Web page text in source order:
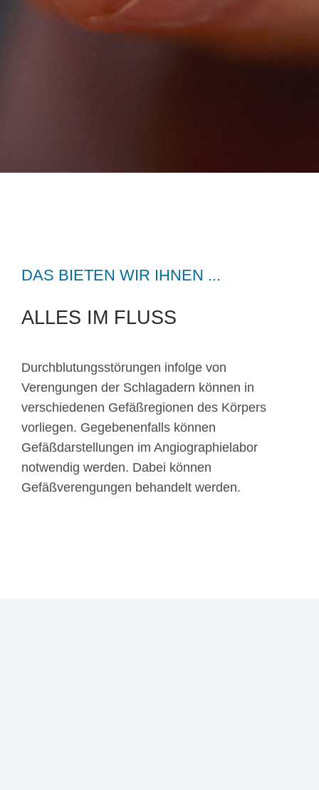
DAS BIETEN WIR IHNEN ...
ALLES IM FLUSS
Durchblutungsstörungen infolge von
Verengungen der Schlagadern können in
verschiedenen Gefäßregionen des Körpers
vorliegen. Gegebenenfalls können
Gefäßdarstellungen im Angiographielabor
notwendig werden. Dabei können
Gefäßverengungen behandelt werden.